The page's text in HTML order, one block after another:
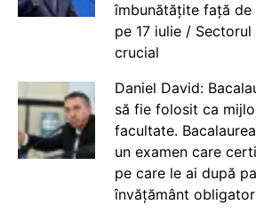
îmbunătățite față
pe 17 iulie /
crucial
Daniel David:
să fie folosit ca
facultate.
un examen care
pe care le ai după
învățământ